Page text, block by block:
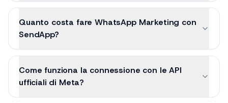
Quanto costa fare WhatsApp Marketing con
SendApp?
Come funziona la connessione con le API
ufficiali di Meta?